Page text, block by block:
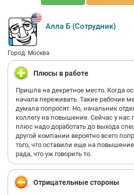
Алла Б (Сотрудник)
Город: Москва
Плюсы в работе
Пришла на декретное место. Когда
начала переживать. Такие рабочие
думала попросят. Но, начальник
коллегу на повышение. Сейчас у нас
плюс надо доработать до выхода
другой компании вероятно всего
того, что оставили еще на
рада, что уж говорить то.
Отрицательные стороны